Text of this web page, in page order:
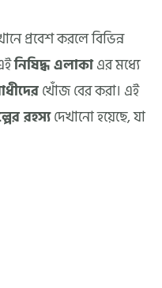
প্রবেশ করলে বিভিন্ন
নিষিদ্ধ এলাকাএর মধ্যে
খোঁজ বের করা। এই
রহস্যদেখানো হয়েছে, যা